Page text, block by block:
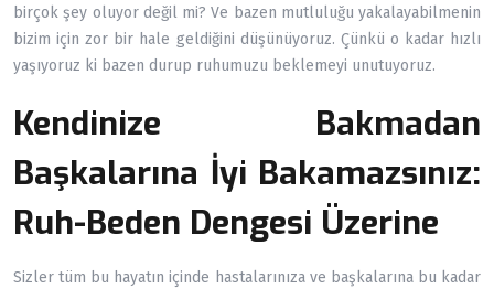
birçok şey oluyor değil mi? Ve bazen mutluluğu yakalayabilmenin
bizim için zor bir hale geldiğini düşünüyoruz. Çünkü o kadar hızlı
yaşıyoruz ki bazen durup ruhumuzu beklemeyi unutuyoruz.
Kendinize Bakmadan
Başkalarına İyi Bakamazsınız:
Ruh-Beden Dengesi Üzerine
Sizler tüm bu hayatın içinde hastalarınıza ve başkalarına bu kadar